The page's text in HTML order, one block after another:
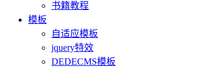
书籍教程
模板
自适应模板
jquery特效
DEDECMS模板